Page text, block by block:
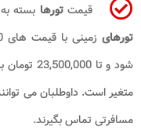
قیمتتورها بسته
تورهای
شود و تا
متغیر است. داوطلبان می
مسافرتی تماس بگیرند.